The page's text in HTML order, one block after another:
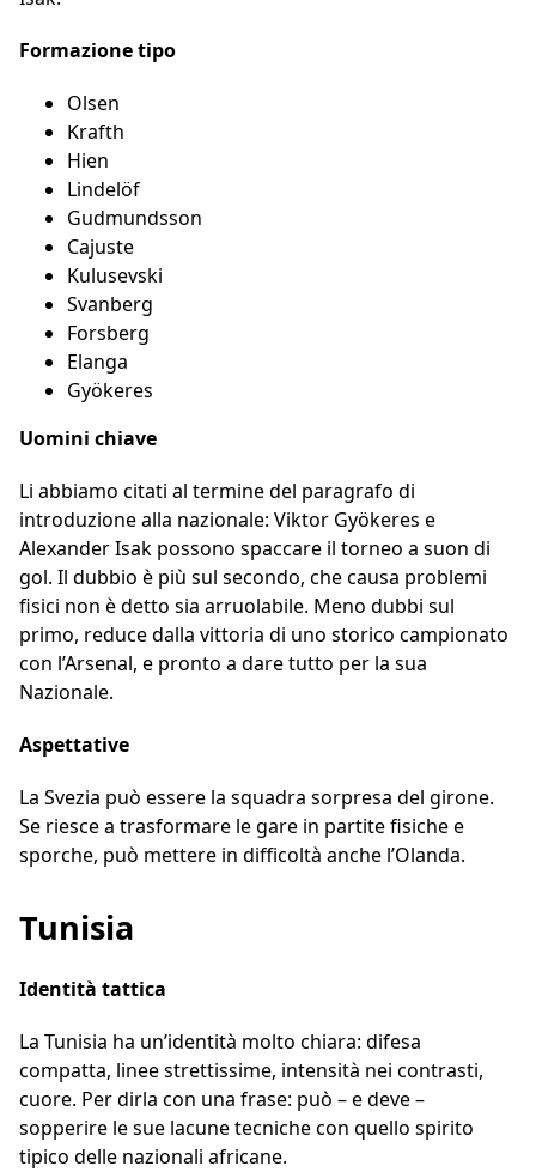
Formazione tipo
Olsen
Krafth
Hien
Lindelöf
Gudmundsson
Cajuste
Kulusevski
Svanberg
Forsberg
Elanga
Gyökeres
Uomini chiave
Li abbiamo citati al termine del paragrafo di
introduzione alla nazionale: Viktor Gyökeres e
Alexander Isak possono spaccare il torneo a suon di
gol. Il dubbio è più sul secondo, che causa problemi
fisici non è detto sia arruolabile. Meno dubbi sul
primo, reduce dalla vittoria di uno storico campionato
con l’Arsenal, e pronto a dare tutto per la sua
Nazionale.
Aspettative
La Svezia può essere la squadra sorpresa del girone.
Se riesce a trasformare le gare in partite fisiche e
sporche, può mettere in difficoltà anche l’Olanda.
Tunisia
Identità tattica
La Tunisia ha un’identità molto chiara: difesa
compatta, linee strettissime, intensità nei contrasti,
cuore. Per dirla con una frase: può – e deve –
sopperire le sue lacune tecniche con quello spirito
tipico delle nazionali africane.